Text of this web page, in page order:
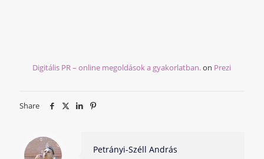
Digitális PR – online megoldások a gyakorlatban.on Prezi
Share
Petrányi-Széll András